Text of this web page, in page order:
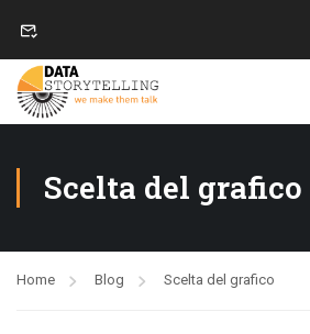
Scelta del grafico
Home Blog Scelta del grafico